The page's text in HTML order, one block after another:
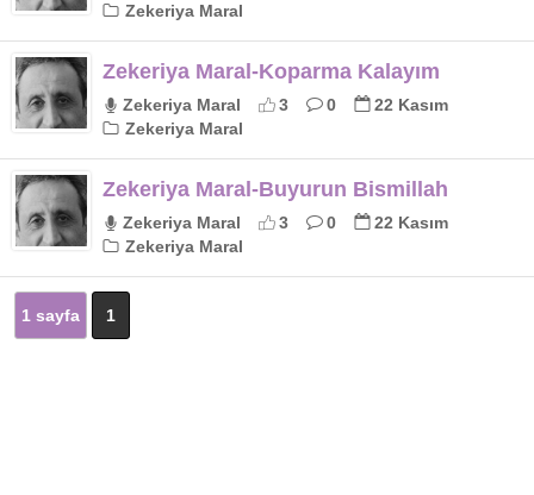
Zekeriya Maral
Zekeriya Maral-Koparma Kalayım
Zekeriya Maral 3 0
22 Kasım
Zekeriya Maral
Zekeriya Maral-Buyurun Bismillah
Zekeriya Maral 3 0
22 Kasım
Zekeriya Maral
1 sayfa 1